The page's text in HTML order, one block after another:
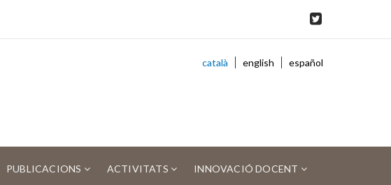
català english español
PUBLICACIONS ACTIVITATS INNOVACIÓ DOCENT